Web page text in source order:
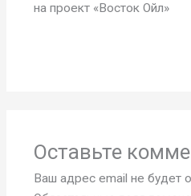
на проект «Восток Ойл»
Оставьте
Ваш адрес email не будет